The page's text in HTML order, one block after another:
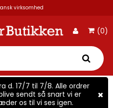
virksomhed
(0)
d. 17/7 til 7/8. Alle ordrer
sendt så snart vi er
os til vi ses igen.